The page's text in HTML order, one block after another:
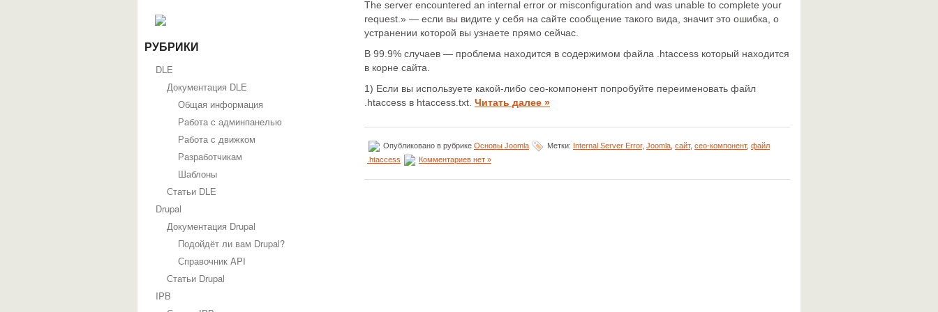
РУБРИКИ
DLE
Документация DLE
Общая информация
Работа с админпанелью
Работа с движком
Разработчикам
Шаблоны
Статьи DLE
Drupal
Документация Drupal
Подойдёт ли вам Drupal?
Справочник API
Статьи Drupal
IPB
The server encountered an internal error or misconfiguration and was unable to complete your
request.» — если вы видите у себя на сайте сообщение такого вида, значит это ошибка, о
устранении которой вы узнаете прямо сейчас.
В 99.9% случаев — проблема находится в содержимом файла .htaccess который находится
в корне сайта.
1) Если вы используете какой-либо сео-компонент попробуйте переименовать файл
.htaccess в htaccess.txt. Читать далее »
Опубликовано в рубрике Основы Joomla Метки: Internal Server Error, Joomla сайт, сео-компонент, файл
.htaccess
Комментариев нет »